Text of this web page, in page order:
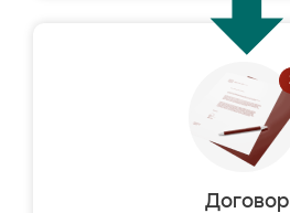
Договор